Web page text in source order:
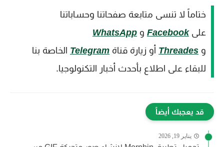
ختاماً لا تنسى متابعة صفحاتنا وحساباتنا
علىFacebook و WhatsApp
و Threades أو زيارة قناة Telegram الخاصة بنا
للبقاء على اطلاع بأحدث أخبار التكنولوجيا.
قد يعجبك أيضاً
يناير 19, 2026